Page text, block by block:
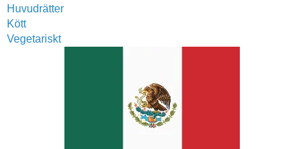
Huvudrätter
Kött
Vegetariskt